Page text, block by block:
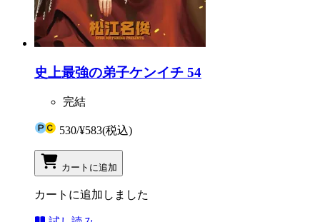
史上最強の弟子ケンイチ 54
完結
530/¥583(税込)
カートに追加
カートに追加しました